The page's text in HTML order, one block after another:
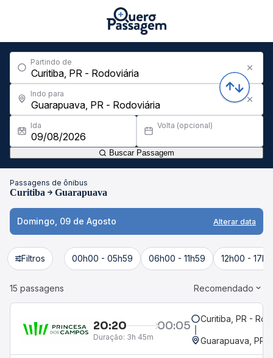
Partindo de
Indo para
Ida Volta (opcional)
Buscar Passagem
Passagens de ônibus
Curitiba Guarapuava
Domingo, 09 de Agosto Alterar data
Filtros 00h00 - 05h59 06h00 - 11h59 12h00 -
15 passagens Recomendado
20:20 00:05
Duração: 3h 45m
Curitiba, PR -
Guarapuava, PR